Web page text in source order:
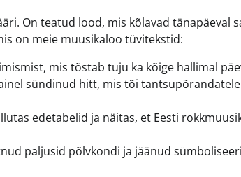
On teatud lood, mis kõlavad tänapäeval
on meie muusikaloo tüvitekstid:
mis tõstab tuju ka kõige hallimal
sündinud hitt, mis tõi tantsupõrandatele
edetabelid ja näitas, et Eesti
paljusid põlvkondi ja jäänud